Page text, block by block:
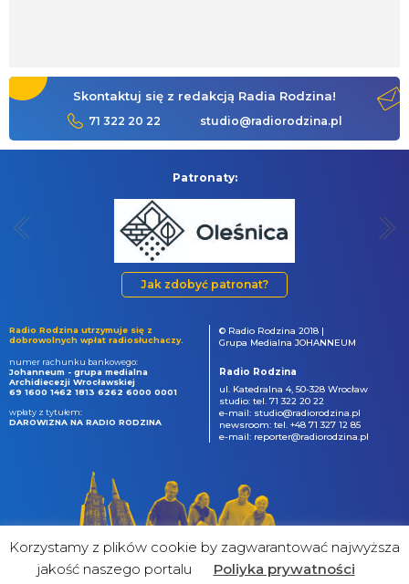
Skontaktuj się z redakcją Radia Rodzina!
71 322 20 22 studio@radiorodzina.pl
Patronaty:
Jak zdobyć patronat?
Radio Rodzina utrzymuje się z
dobrowolnych wpłat radiosłuchaczy.
numer rachunku bankowego:
Johanneum - grupa medialna
Archidiecezji Wrocławskiej
69 1600 1462 1813 6262 6000 0001
wpłaty z tytułem:
DAROWIZNA NA RADIO RODZINA
© Radio Rodzina 2018 |
Grupa Medialna JOHANNEUM
Radio Rodzina
ul. Katedralna 4, 50-328 Wrocław
studio: tel. 71 322 20 22
e-mail: studio@radiorodzina.pl
newsroom: tel. +48 71 327 12 85
e-mail: reporter@radiorodzina.pl
Korzystamy z plików cookie by zagwarantować najwyższa
jakość naszego portalu
Poliyka prywatności